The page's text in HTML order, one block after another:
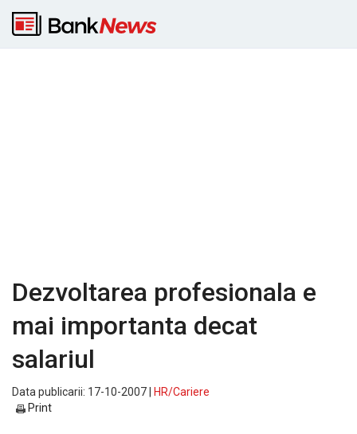
Dezvoltarea profesionala e
mai importanta decat
salariul
Data publicarii: 17-10-2007 |
HR/Cariere
Print